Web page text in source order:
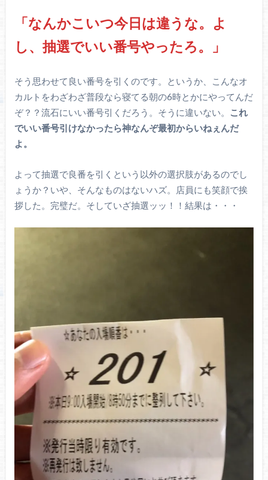
「なんかこいつ今日は違うな。よ
し、抽選でいい番号やったろ。」
そう思わせて良い番号を引くのです。というか、こんなオ
カルトをわざわざ普段なら寝てる朝の6時とかにやってんだ
ぞ？？流石にいい番号引くだろう。そうに違いない。 これ
でいい番号引けなかったら神なんぞ最初からいねぇんだ
よ。
よって抽選で良番を引くという以外の選択肢があるのでし
ょうか？いや、そんなものはないハズ。店員にも笑顔で挨
拶した。完璧だ。そしていざ抽選ッッ！！結果は・・・